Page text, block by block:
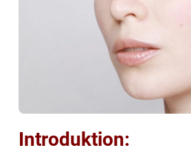
Introduktion: